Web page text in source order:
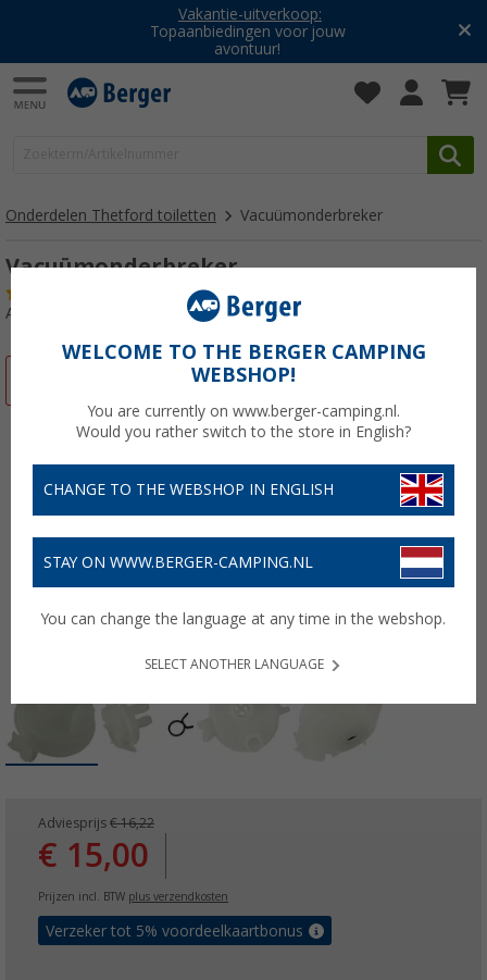
Vakantie-uitverkoop:
Topaanbiedingen voor jouw
avontuur!
Onderdelen Thetford toiletten Vacuümonderbreker
Vacuümonderbreker
Artikelnr: 183023
Adviesprijs € 16,22
€ 15,00
Prijzen incl. BTW plus verzendkosten
Verzeker tot 5% voordeelkaartbonus
WELCOME TO THE BERGER CAMPING
WEBSHOP!
You are currently on www.berger-camping.nl.
Would you rather switch to the store in English?
CHANGE TO THE WEBSHOP IN ENGLISH
STAY ON WWW.BERGER-CAMPING.NL
You can change the language at any time in the webshop.
SELECT ANOTHER LANGUAGE